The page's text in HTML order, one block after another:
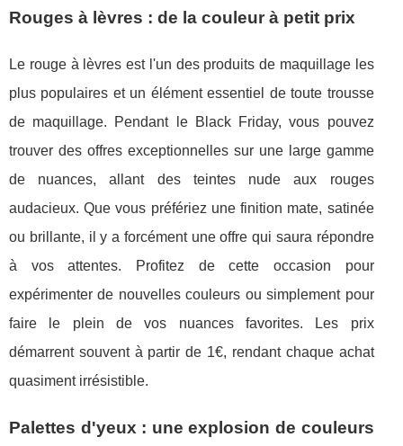
Rouges à lèvres : de la couleur à petit prix
Le rouge à lèvres est l'un des produits de maquillage les
plus populaires et un élément essentiel de toute trousse
de maquillage. Pendant le Black Friday, vous pouvez
trouver des offres exceptionnelles sur une large gamme
de nuances, allant des teintes nude aux rouges
audacieux. Que vous préfériez une finition mate, satinée
ou brillante, il y a forcément une offre qui saura répondre
à vos attentes. Profitez de cette occasion pour
expérimenter de nouvelles couleurs ou simplement pour
faire le plein de vos nuances favorites. Les prix
démarrent souvent à partir de 1€, rendant chaque achat
quasiment irrésistible.
Palettes d'yeux : une explosion de couleurs